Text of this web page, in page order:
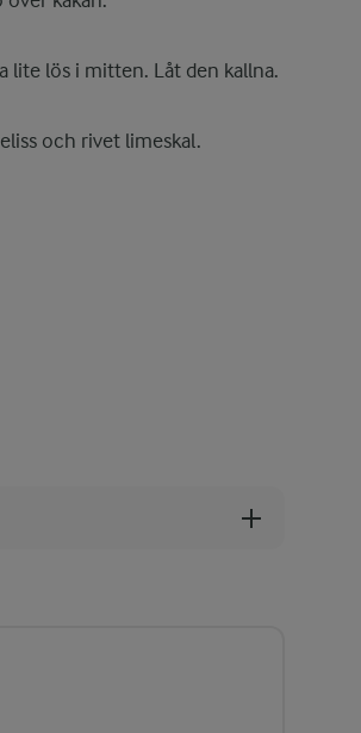
lite lös i mitten. Låt den kallna.
och rivet limeskal.